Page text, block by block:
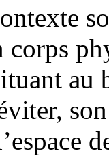
corps
au